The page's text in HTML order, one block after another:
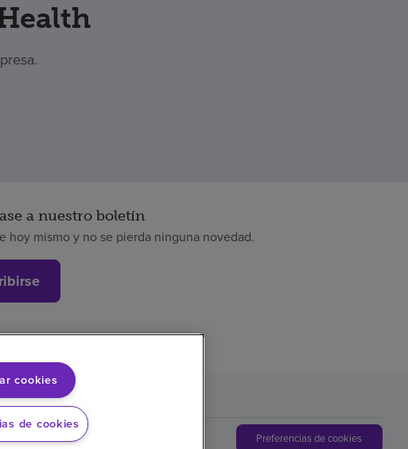
a nuestro boletín
hoy mismo y no se pierda ninguna novedad.
Preferencias de cookies
cookies
de cookies